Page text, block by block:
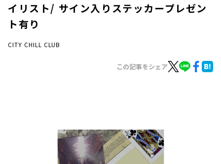
YouTube
会社情報
イリスト/ サイン入りステッカープレゼン
ト有り
CITY CHILL CLUB
この記事をシェア